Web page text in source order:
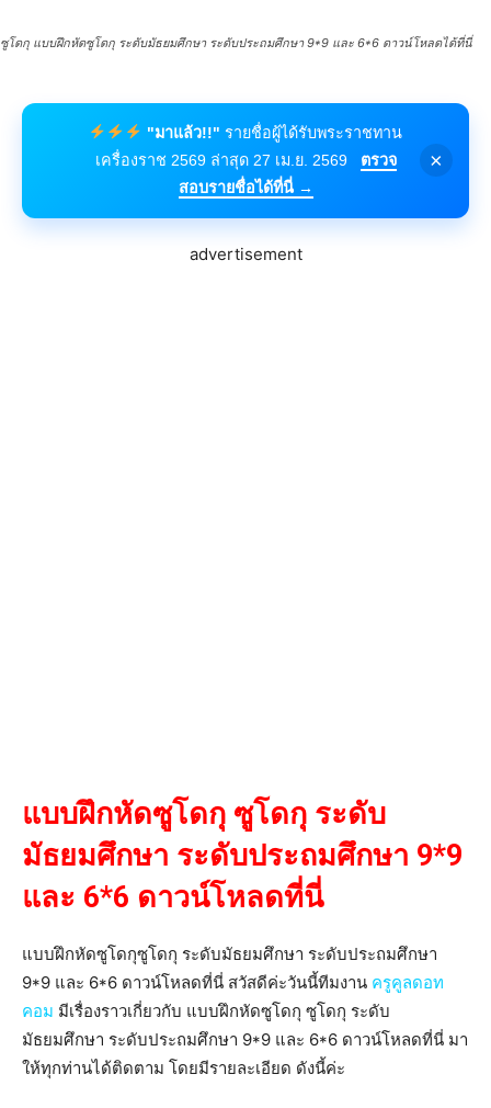
ซูโดกุ แบบฝึกหัดซูโดกุ ระดับมัธยมศึกษา ระดับประถมศึกษา 9*9 และ 6*6 ดาวน์โหลดได้ที่นี่
"มาแล้ว!!" รายชื่อผู้ได้รับพระราชทาน
เครื่องราช 2569 ล่าสุด 27 เม.ย. 2569
ตรวจ
สอบรายชื่อได้ที่นี่ →
×
advertisement
แบบฝึกหัดซูโดกุ ซูโดกุ ระดับ
มัธยมศึกษา ระดับประถมศึกษา 9*9
และ 6*6 ดาวน์โหลดที่นี่
แบบฝึกหัดซูโดกุซูโดกุ ระดับมัธยมศึกษา ระดับประถมศึกษา
9*9 และ 6*6 ดาวน์โหลดที่นี่ สวัสดีค่ะวันนี้ทีมงาน ครูคูลดอท
คอม มีเรื่องราวเกี่ยวกับ แบบฝึกหัดซูโดกุ ซูโดกุ ระดับ
มัธยมศึกษา ระดับประถมศึกษา 9*9 และ 6*6 ดาวน์โหลดที่นี่ มา
ให้ทุกท่านได้ติดตาม โดยมีรายละเอียด ดังนี้ค่ะ